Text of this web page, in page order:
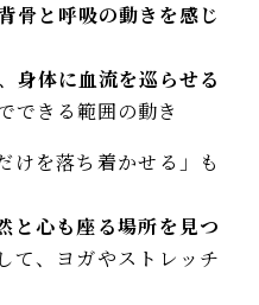
骨と呼吸の動きを感じ
身体に血流を巡らせる
できる範囲の動き
けを落ち着かせる」も
と心も座る場所を見つ
て、ヨガやストレッチ